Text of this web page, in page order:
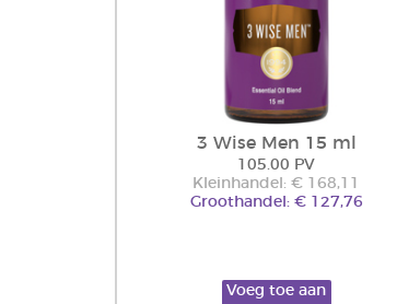
3 Wise Men 15 ml
105.00 PV
Kleinhandel: € 168,11
Groothandel: € 127,76
Voeg toe aan